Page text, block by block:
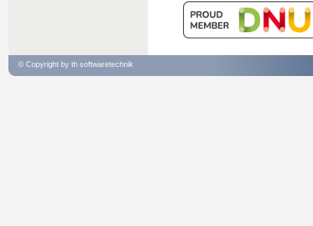
© Copyright by th softwaretechnik